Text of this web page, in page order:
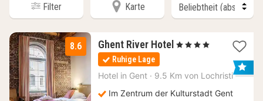
Filter Karte
8.6 Ghent River Hotel 1
129
, 4 Sterne
Ruhige Lage
Hotel in Gent · 9.5 Km von Lochristi
Im Zentrum der Kulturstadt Gent